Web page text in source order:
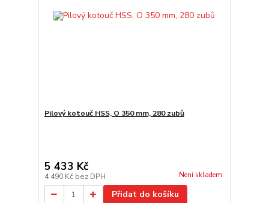
Pilový kotouč HSS, O 350 mm, 280 zubů
5 433 Kč
4 490 Kč bez DPH Není skladem
Přidat do košíku